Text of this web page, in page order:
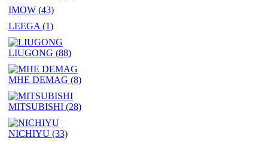
IMOW (43)
LEEGA (1)
LIUGONG (88)
MHE DEMAG (8)
MITSUBISHI (28)
NICHIYU (33)